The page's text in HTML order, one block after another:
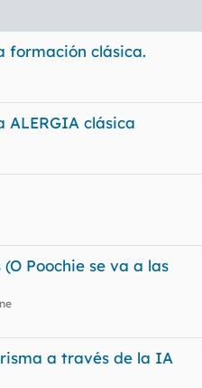
formación clásica.
ALERGIA clásica
(O Poochie se va a las
a través de la IA